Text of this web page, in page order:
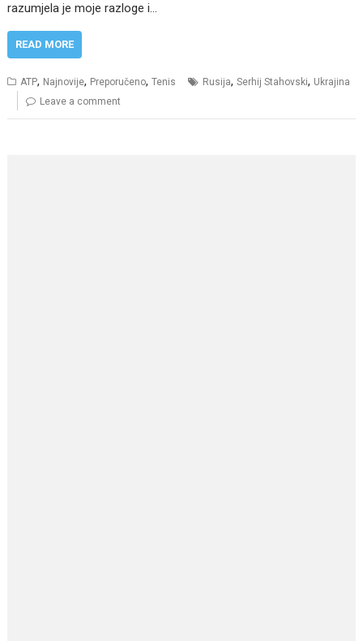
razumjela je moje razloge i…
READ MORE
ATP, Najnovije, Preporučeno,Tenis Rusija,Serhij Stahovski, Ukrajina
Leave a comment